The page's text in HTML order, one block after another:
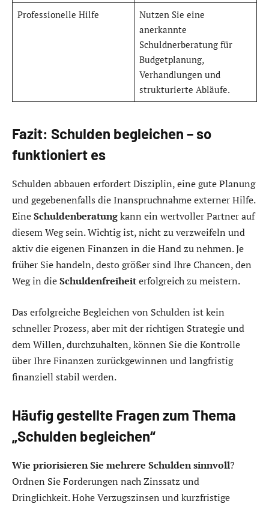
Professionelle Hilfe
Nutzen Sie eine
anerkannte
Schuldnerberatung für
Budgetplanung,
Verhandlungen und
strukturierte Abläufe.
Fazit: Schulden begleichen – so
funktioniert es
Schulden abbauen erfordert Disziplin, eine gute Planung
und gegebenenfalls die Inanspruchnahme externer Hilfe.
EineSchuldenberatungkann ein wertvoller Partner auf
diesem Weg sein. Wichtig ist, nicht zu verzweifeln und
aktiv die eigenen Finanzen in die Hand zu nehmen. Je
früher Sie handeln, desto größer sind Ihre Chancen, den
Weg in dieSchuldenfreiheiterfolgreich zu meistern.
Das erfolgreiche Begleichen von Schulden ist kein
schneller Prozess, aber mit der richtigen Strategie und
dem Willen, durchzuhalten, können Sie die Kontrolle
über Ihre Finanzen zurückgewinnen und langfristig
finanziell stabil werden.
Häufig gestellte Fragen zum Thema
„Schulden begleichen“
Wie priorisieren Sie mehrere Schulden sinnvoll?
Ordnen Sie Forderungen nach Zinssatz und
Dringlichkeit. Hohe Verzugszinsen und kurzfristige